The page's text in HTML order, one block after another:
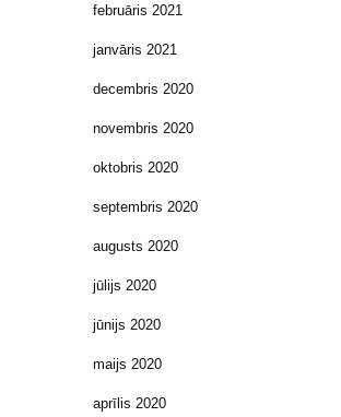
februāris 2021
janvāris 2021
decembris 2020
novembris 2020
oktobris 2020
septembris 2020
augusts 2020
jūlijs 2020
jūnijs 2020
maijs 2020
aprīlis 2020